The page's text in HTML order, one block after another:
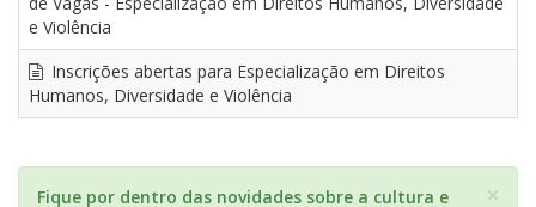
e Violência
Inscrições abertas para Especialização em Direitos
Humanos, Diversidade e Violência
×
Fique por dentro das novidades sobre a cultura e